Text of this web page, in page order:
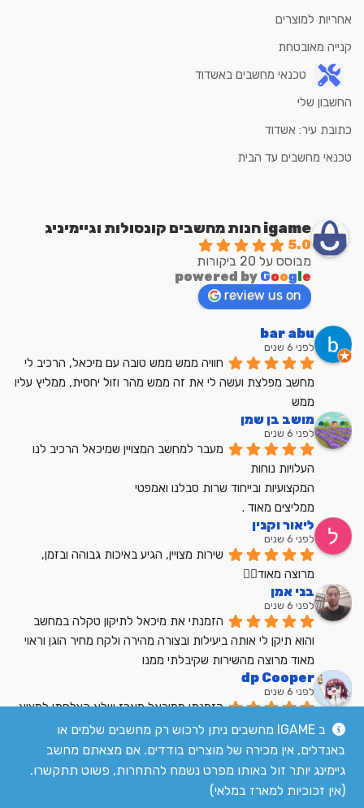
אחריות למוצרים
קנייה מאובטחת
טכנאי מחשבים באשדוד
החשבון שלי
כתובת עיר: אשדוד
טכנאי מחשבים עד הבית
igame חנות מחשבים קונסולות וגיימיניג
5.0
מבוסס על 20 ביקורות
powered by Google
review us on
bar abu
לפני 6 שנים
ממש
מושב בן שמן
לפני 6 שנים
מעבר למחשב המצויין שמיכאל הרכיב לנו
העלויות נוחות
המקצועיות ובייחוד שרות סבלנו ואמפטי
ממליצים מאוד .
ליאור וקנין
לפני 6 שנים
מרוצה מאוד👍🏼
בני אמן
לפני 6 שנים
מאוד מרוצה מהשירות שקיבלתי ממנו
dp Cooper
לפני 6 שנים
הזמנתי ממיכאל מארז שלא הצלחתי למצוא
בשום מקום אחר בארץ מחיר הוגן שירות מעולה
לקריאת כל הביקורות
ב IGAME מחשבים ניתן לרכוש רק מחשבים שלמים או
באנדלים, אין מכירה של מוצרים בודדים. אם מצאתם מחשב
גיימינג יותר זול באותו מפרט נשמח להתחרות, פשוט תתקשרו.
(אין זכוכיות למארז במלאי)